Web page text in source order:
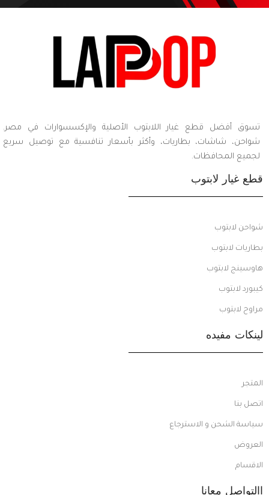
تسوق أفضل قطع غيار اللابتوب الأصلية والإكسسوارات في مصر.
شواحن، شاشات، بطاريات، وأكثر بأسعار تنافسية مع توصيل سريع
لجميع المحافظات.
قطع غيار لابتوب
شواحن لابتوب
بطاريات لابتوب
هاوسينج لابتوب
كيبورد لابتوب
مراوح لابتوب
لينكات مفيده
المتجر
اتصل بنا
سياسة الشحن و الاسترجاع
العروض
الاقسام
االتواصل معانا